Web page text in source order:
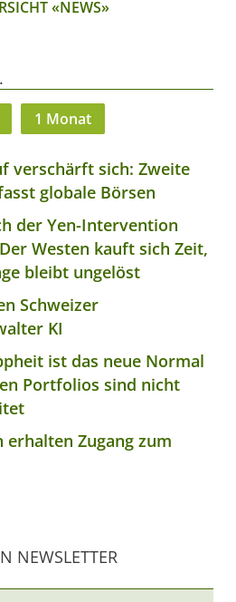
«NEWS»
1 Monat
verschärft sich: Zweite
globale Börsen
der Yen-Intervention
Westen kauft sich Zeit,
bleibt ungelöst
Schweizer
KI
ist das neue Normal
Portfolios sind nicht
erhalten Zugang zum
NEWSLETTER